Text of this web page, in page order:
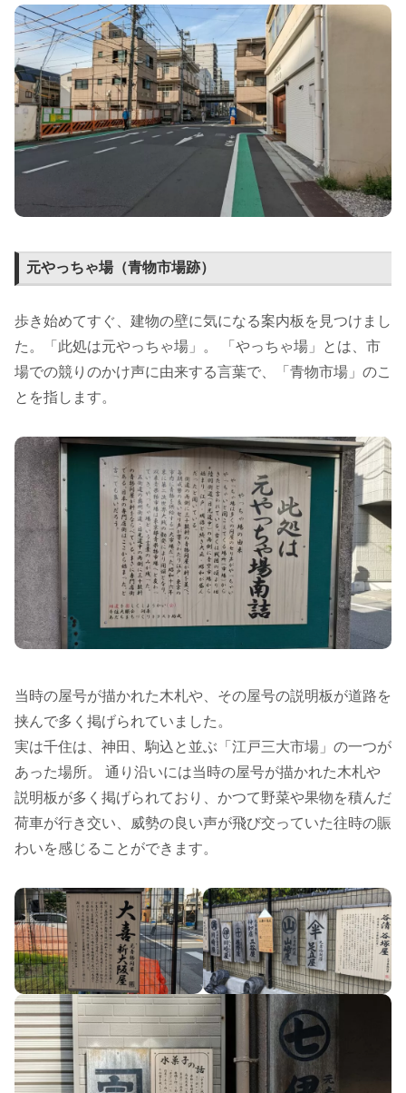
元やっちゃ場（青物市場跡）
歩き始めてすぐ、建物の壁に気になる案内板を見つけまし
た。「此処は元やっちゃ場」。 「やっちゃ場」とは、市
場での競りのかけ声に由来する言葉で、「青物市場」のこ
とを指します。
当時の屋号が描かれた木札や、その屋号の説明板が道路を
挟んで多く掲げられていました。
実は千住は、神田、駒込と並ぶ「江戸三大市場」の一つが
あった場所。 通り沿いには当時の屋号が描かれた木札や
説明板が多く掲げられており、かつて野菜や果物を積んだ
荷車が行き交い、威勢の良い声が飛び交っていた往時の賑
わいを感じることができます。